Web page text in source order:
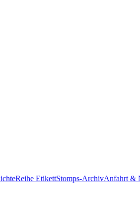
Reihe EtikettStomps-ArchivAnfahrt &